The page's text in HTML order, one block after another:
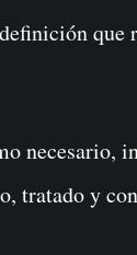
que
necesario,
tratado y